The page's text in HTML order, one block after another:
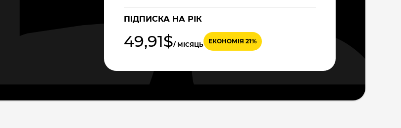
ПІДПИСКА НА РІК
49,91$/ МІСЯЦЬ ЕКОНОМІЯ 21%